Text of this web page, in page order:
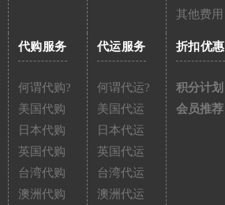
其他费用
代购服务
何谓代购?
美国代购
日本代购
英国代购
台湾代购
澳洲代购
代运服务
何谓代运?
美国代运
日本代运
英国代运
台湾代运
澳洲代运
折扣优惠
积分计划
会员推荐